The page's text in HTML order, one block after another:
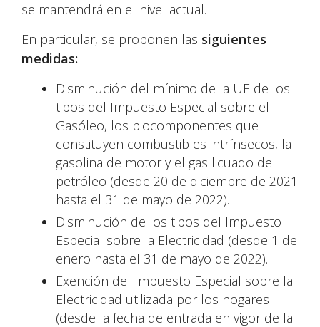
se mantendrá en el nivel actual.
En particular, se proponen las siguientes
medidas:
Disminución del mínimo de la UE de los
tipos del Impuesto Especial sobre el
Gasóleo, los biocomponentes que
constituyen combustibles intrínsecos, la
gasolina de motor y el gas licuado de
petróleo (desde 20 de diciembre de 2021
hasta el 31 de mayo de 2022).
Disminución de los tipos del Impuesto
Especial sobre la Electricidad (desde 1 de
enero hasta el 31 de mayo de 2022).
Exención del Impuesto Especial sobre la
Electricidad utilizada por los hogares
(desde la fecha de entrada en vigor de la